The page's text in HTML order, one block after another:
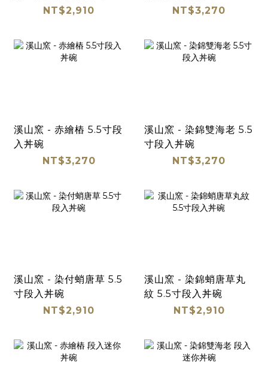
NT$2,910
NT$3,270
溪山窯 - 赤繪樁 5.5寸段
入丼碗
NT$3,270
溪山窯 - 染錦雙海老 5.5
寸段入丼碗
NT$3,270
溪山窯 - 染付蛸唐草 5.5
寸段入丼碗
NT$2,910
溪山窯 - 染錦蛸唐草丸
紋 5.5寸段入丼碗
NT$2,910